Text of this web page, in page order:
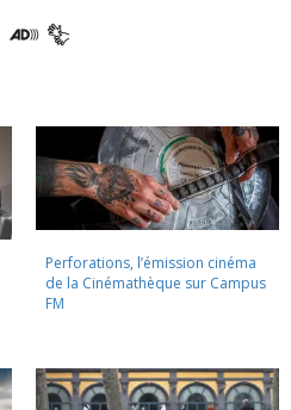
Perforations, l’émission cinéma
de la Cinémathèque sur Campus
FM